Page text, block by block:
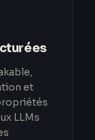
et
LLMs